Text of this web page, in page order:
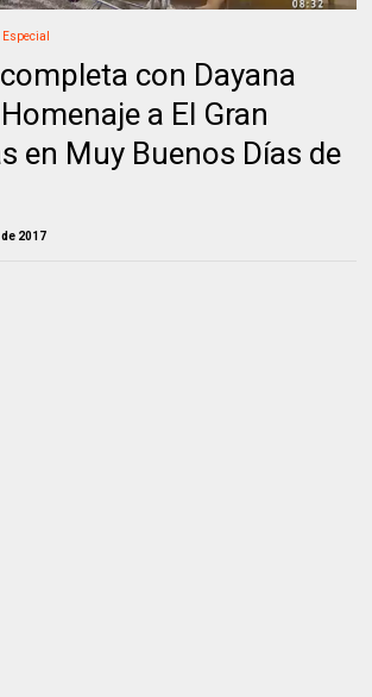
Especial
con Dayana
a El Gran
en Muy Buenos Días de
2017